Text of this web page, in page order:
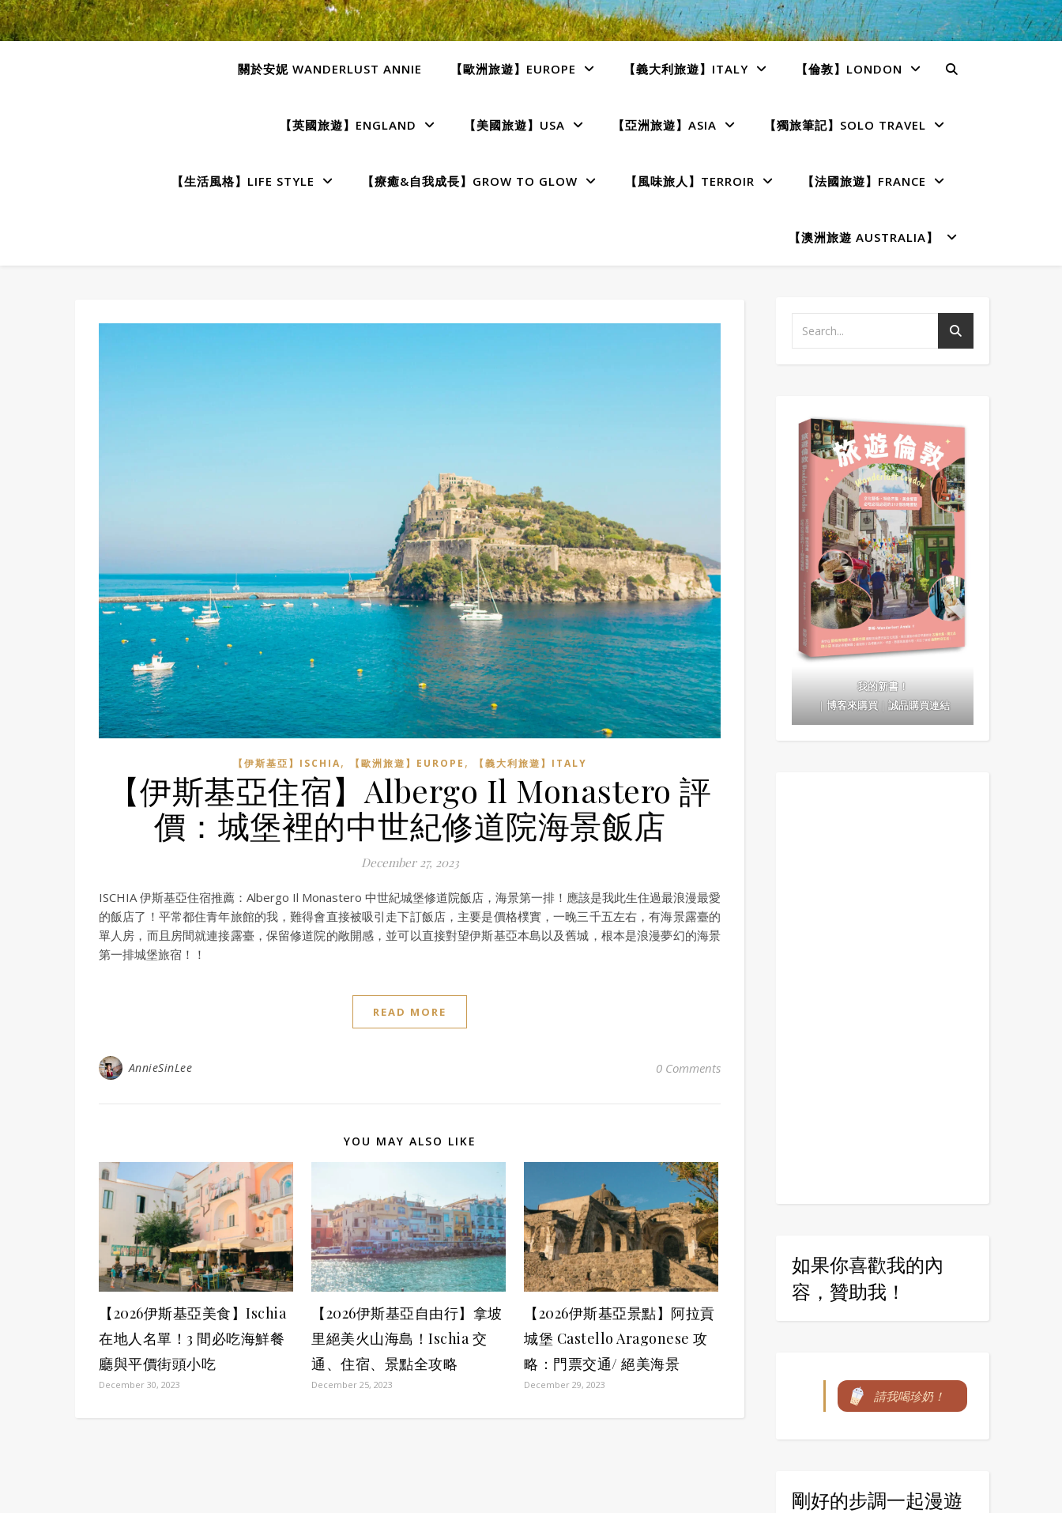
關於安妮 WANDERLUST ANNIE 【歐洲旅遊】EUROPE 【義大利旅遊】ITALY 【倫敦】LONDON
【英國旅遊】ENGLAND 【美國旅遊】USA 【亞洲旅遊】ASIA 【獨旅筆記】SOLO TRAVEL
【生活風格】LIFE STYLE 【療癒&自我成長】GROW TO GLOW 【風味旅人】TERROIR 【法國旅遊】FRANCE
【澳洲旅遊 AUSTRALIA】
【伊斯基亞】ISCHIA, 【歐洲旅遊】EUROPE , 【義大利旅遊】ITALY
【伊斯基亞住宿】Albergo Il Monastero 評
價：城堡裡的中世紀修道院海景飯店
December 27, 2023
ISCHIA 伊斯基亞住宿推薦：Albergo Il Monastero 中世紀城堡修道院飯店，海景第一排！應該是我此生住過最浪漫最愛
的飯店了！平常都住青年旅館的我，難得會直接被吸引走下訂飯店，主要是價格樸實，一晚三千五左右，有海景露臺的
單人房，而且房間就連接露臺，保留修道院的敞開感，並可以直接對望伊斯基亞本島以及舊城，根本是浪漫夢幻的海景
第一排城堡旅宿！！
READ MORE
AnnieSinLee 0 Comments
YOU MAY ALSO LIKE
【2026伊斯基亞美食】Ischia
在地人名單！3 間必吃海鮮餐
廳與平價街頭小吃
December 30, 2023
【2026伊斯基亞自由行】拿坡
里絕美火山海島！Ischia 交
通、住宿、景點全攻略
December 25, 2023
【2026伊斯基亞景點】阿拉貢
城堡 Castello Aragonese 攻
略：門票交通/ 絕美海景
December 29, 2023
我的新書！
｜博客來購買｜誠品購買連結
如果你喜歡我的內
容，贊助我！
請我喝珍奶！
剛好的步調一起漫遊